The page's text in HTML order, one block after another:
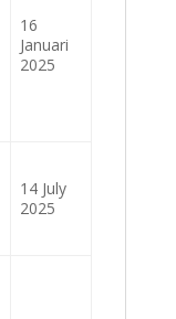
16
Januari
2025
14 July
2025